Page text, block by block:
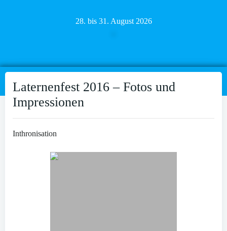
28. bis 31. August 2026
Laternenfest 2016 – Fotos und
Impressionen
Inthronisation